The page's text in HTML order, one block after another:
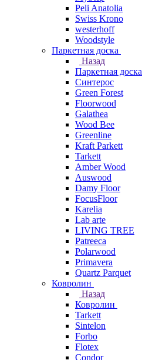
Peli Anatolia
Swiss Krono
westerhoff
Woodstyle
Паркетная доска
Назад
Паркетная доска
Синтерос
Green Forest
Floorwood
Galathea
Wood Bee
Greenline
Kraft Parkett
Tarkett
Amber Wood
Auswood
Damy Floor
FocusFloor
Karelia
Lab arte
LIVING TREE
Patreeca
Polarwood
Primavera
Quartz Parquet
Ковролин
Назад
Ковролин
Tarkett
Sintelon
Forbo
Flotex
Condor